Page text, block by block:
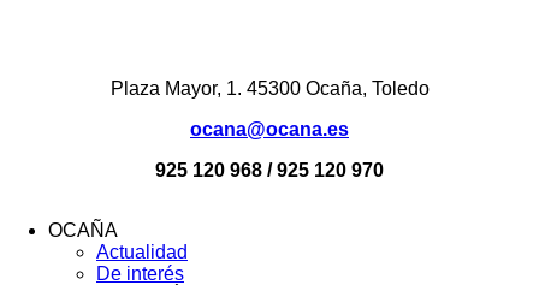
Plaza Mayor, 1. 45300 Ocaña, Toledo
ocana@ocana.es
925 120 968 / 925 120 970
OCAÑA
Actualidad
De interés